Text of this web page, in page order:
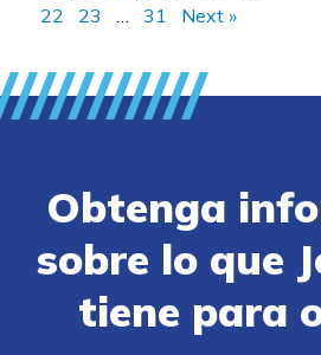
22
23 31 Next »
Obtenga
sobre lo que
tiene para